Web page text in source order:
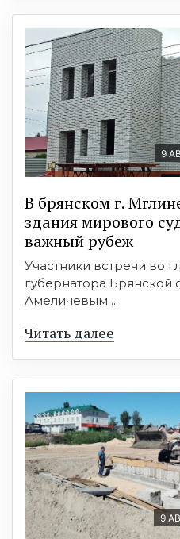
9
В брянском г.
здания мирового
важный рубеж
Участники встречи во
губернатора Брянской
Амеличевым ...
Читать далее
9